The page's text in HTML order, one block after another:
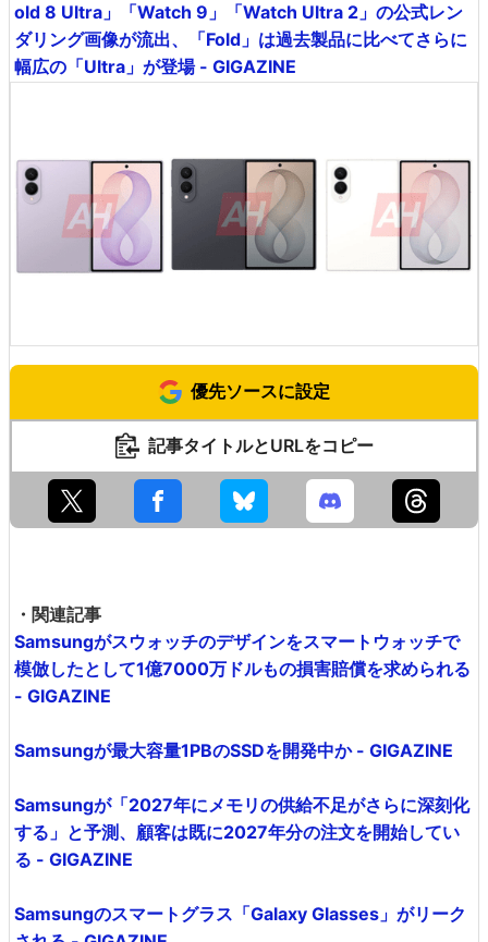
old 8 Ultra」「Watch 9」「Watch Ultra 2」の公式レン
ダリング画像が流出、「Fold」は過去製品に比べてさらに
幅広の「Ultra」が登場 - GIGAZINE
優先ソースに設定
記事タイトルとURLをコピー
・関連記事
Samsungがスウォッチのデザインをスマートウォッチで
模倣したとして1億7000万ドルもの損害賠償を求められる
- GIGAZINE
Samsungが最大容量1PBのSSDを開発中か - GIGAZINE
Samsungが「2027年にメモリの供給不足がさらに深刻化
する」と予測、顧客は既に2027年分の注文を開始してい
る - GIGAZINE
Samsungのスマートグラス「Galaxy Glasses」がリーク